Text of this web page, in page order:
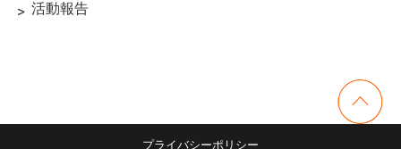
活動報告
プライバシーポリシー